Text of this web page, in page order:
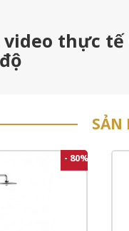
thực tế
SẢN
- 80%